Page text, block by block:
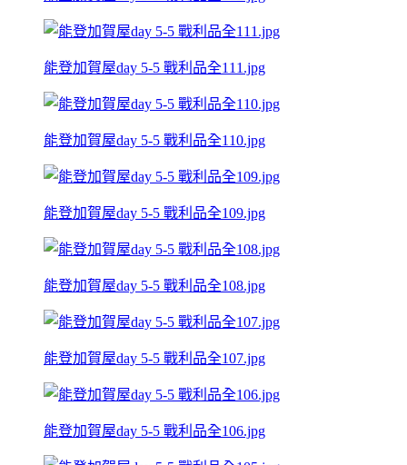
能登加賀屋day 5-5 戰利品全111.jpg
能登加賀屋day 5-5 戰利品全110.jpg
能登加賀屋day 5-5 戰利品全109.jpg
能登加賀屋day 5-5 戰利品全108.jpg
能登加賀屋day 5-5 戰利品全107.jpg
能登加賀屋day 5-5 戰利品全106.jpg